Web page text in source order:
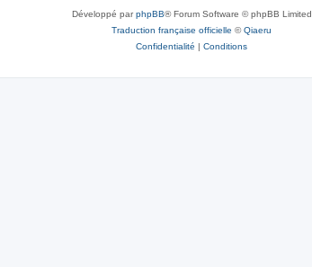
Développé parphpBB® Forum Software © phpBB Limited
Traduction française officielle ©Qiaeru
Confidentialité | Conditions